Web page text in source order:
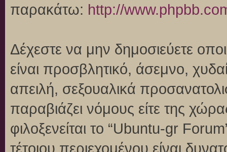
παρακάτω: http://
Δέχεστε να μην δημοσιεύετε
είναι προσβλητικό, άσεμνο,
απειλή, σεξουαλικά
παραβιάζει νόμους είτε της
φιλοξενείται το “Ubuntu-gr
τέτοιου περιεχομένου είναι